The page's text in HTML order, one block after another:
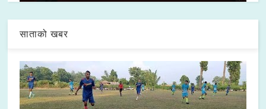
साताको खबर